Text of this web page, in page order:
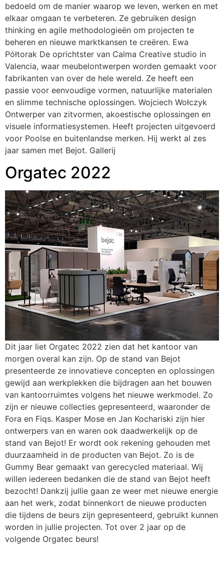
bedoeld om de manier waarop we leven, werken en met
elkaar omgaan te verbeteren. Ze gebruiken design
thinking en agile methodologieën om projecten te
beheren en nieuwe marktkansen te creëren. Ewa
Półtorak De oprichtster van Calma Creative studio in
Valencia, waar meubelontwerpen worden gemaakt voor
fabrikanten van over de hele wereld. Ze heeft een
passie voor eenvoudige vormen, natuurlijke materialen
en slimme technische oplossingen. Wojciech Wołczyk
Ontwerper van zitvormen, akoestische oplossingen en
visuele informatiesystemen. Heeft projecten uitgevoerd
voor Poolse en buitenlandse merken. Hij werkt al zes
jaar samen met Bejot. Gallerij
Orgatec 2022
Dit jaar liet Orgatec 2022 zien dat het kantoor van
morgen overal kan zijn. Op de stand van Bejot
presenteerde ze innovatieve concepten en oplossingen
gewijd aan werkplekken die bijdragen aan het bouwen
van kantoorruimtes volgens het nieuwe werkmodel. Zo
zijn er nieuwe collecties gepresenteerd, waaronder de
Fora en Fiqs. Kasper Mose en Jan Kochariski zijn hier
ontwerpers van en waren ook daadwerkelijk op de
stand van Bejot! Er wordt ook rekening gehouden met
duurzaamheid in de producten van Bejot. Zo is de
Gummy Bear gemaakt van gerecycled materiaal. Wij
willen iedereen bedanken die de stand van Bejot heeft
bezocht! Dankzij jullie gaan ze weer met nieuwe energie
aan het werk, zodat binnenkort de nieuwe producten
die tijdens de beurs zijn gepresenteerd, gebruikt kunnen
worden in jullie projecten. Tot over 2 jaar op de
volgende Orgatec beurs!